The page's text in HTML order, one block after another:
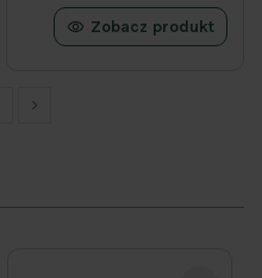
Zobacz produkt